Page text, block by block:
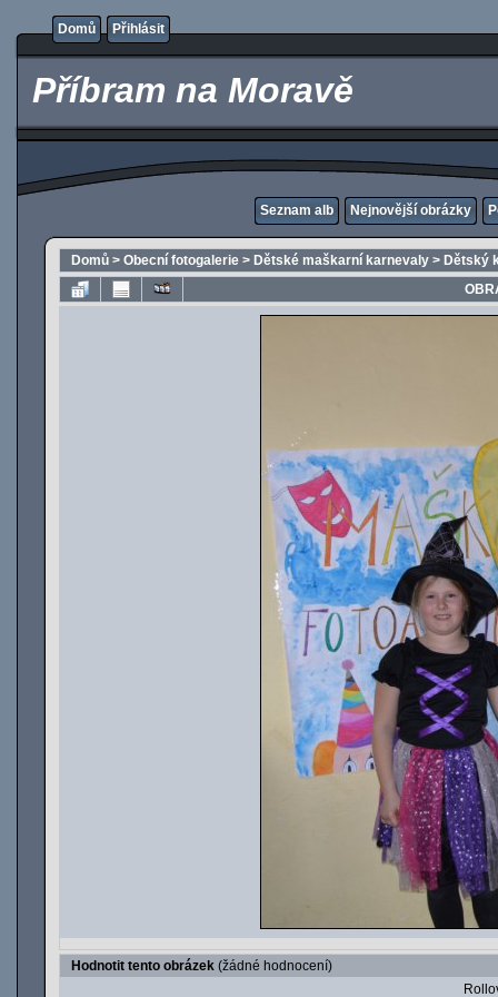
Domů Přihlásit
Příbram na Moravě
Seznam alb Nejnovější obrázky
Domů > Obecní fotogalerie > Dětské maškarní karnevaly > Dětský
Hodnotit tento obrázek (žádné hodnocení)